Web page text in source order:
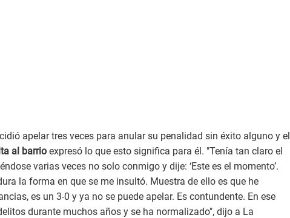
apelar tres veces para anular su penalidad sin éxito alguno y el
al barrio expresó lo que esto significa para él. "Tenía tan claro el
varias veces no solo conmigo y dije: ‘Este es el momento’.
la forma en que se me insultó. Muestra de ello es que he
es un 3-0 y ya no se puede apelar. Es contundente. En ese
durante muchos años y se ha normalizado", dijo a La